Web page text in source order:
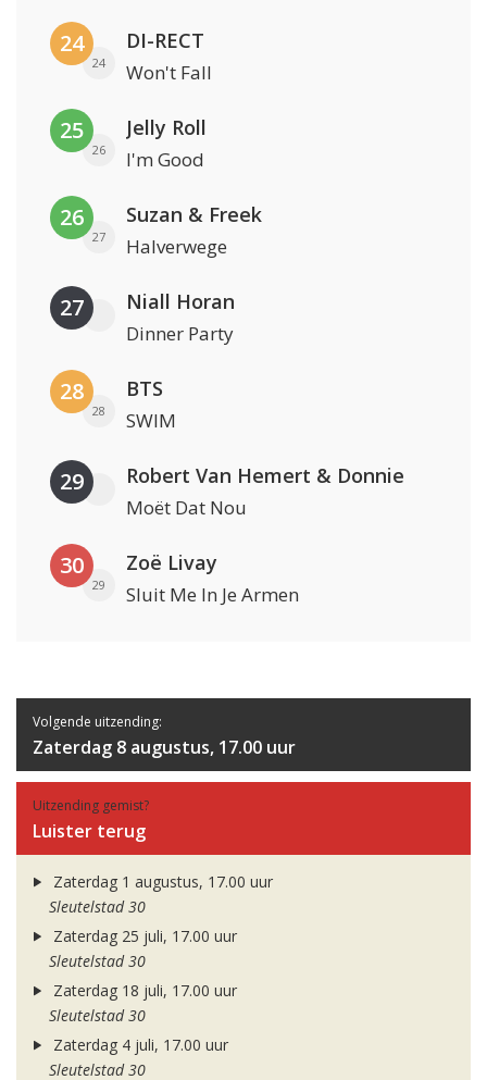
24
24
DI-RECT
Won't Fall
25
26
Jelly Roll
I'm Good
26
27
Suzan & Freek
Halverwege
27 Niall Horan
Dinner Party
28
28
BTS
SWIM
29 Robert Van Hemert & Donnie
Moët Dat Nou
30
29
Zoë Livay
Sluit Me In Je Armen
Volgende uitzending:
Zaterdag 8 augustus, 17.00 uur
Uitzending gemist?
Luister terug
Zaterdag 1 augustus, 17.00 uur
Sleutelstad 30
Zaterdag 25 juli, 17.00 uur
Sleutelstad 30
Zaterdag 18 juli, 17.00 uur
Sleutelstad 30
Zaterdag 4 juli, 17.00 uur
Sleutelstad 30